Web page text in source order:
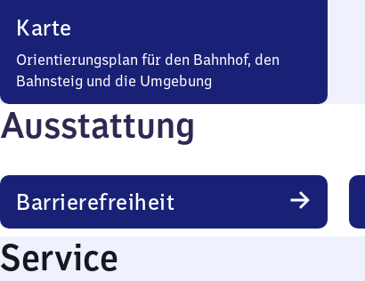
Karte
Orientierungsplan für den Bahnhof, den
Bahnsteig und die Umgebung
Ausstattung
Barrierefreiheit
Service